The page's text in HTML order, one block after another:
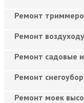
Ремонт
Ремонт
Ремонт садовые
Ремонт
Ремонт моек